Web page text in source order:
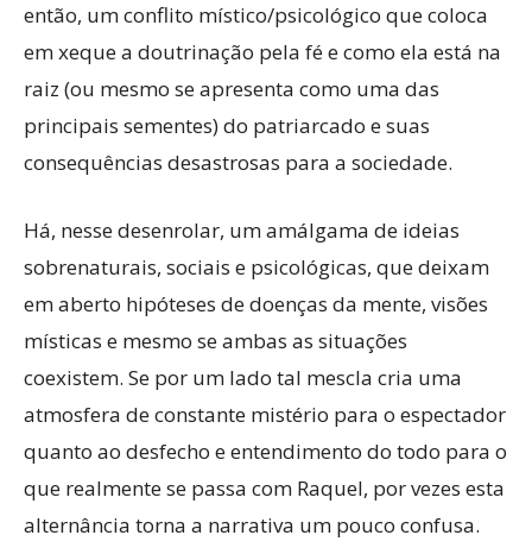
então, um conflito místico/psicológico que coloca
em xeque a doutrinação pela fé e como ela está na
raiz (ou mesmo se apresenta como uma das
principais sementes) do patriarcado e suas
consequências desastrosas para a sociedade.
Há, nesse desenrolar, um amálgama de ideias
sobrenaturais, sociais e psicológicas, que deixam
em aberto hipóteses de doenças da mente, visões
místicas e mesmo se ambas as situações
coexistem. Se por um lado tal mescla cria uma
atmosfera de constante mistério para o espectador
quanto ao desfecho e entendimento do todo para o
que realmente se passa com Raquel, por vezes esta
alternância torna a narrativa um pouco confusa.